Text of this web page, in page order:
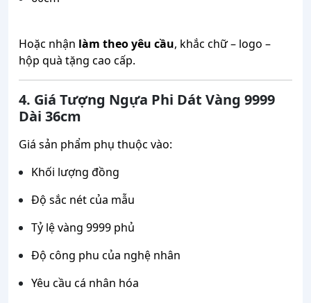
Hoặc nhận làm theo yêu cầu, khắc chữ – logo –
hộp quà tặng cao cấp.
4. Giá Tượng Ngựa Phi Dát Vàng 9999
Dài 36cm
Giá sản phẩm phụ thuộc vào:
Khối lượng đồng
Độ sắc nét của mẫu
Tỷ lệ vàng 9999 phủ
Độ công phu của nghệ nhân
Yêu cầu cá nhân hóa